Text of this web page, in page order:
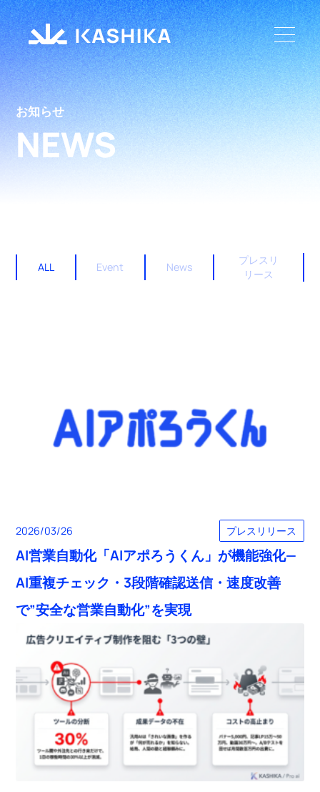
お知らせ
NEWS
ALL Event News
プレスリ
リース
2026/03/26 プレスリリース
AI営業自動化「AIアポろうくん」が機能強化—
AI重複チェック・3段階確認送信・速度改善
で”安全な営業自動化”を実現